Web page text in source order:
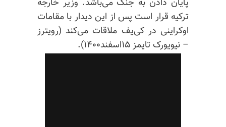
پایان دادن به جنگ می‌باشد. وزیر خارجه
ترکیه قرار است پس از این دیدار با مقامات
اوکراینی در کی‌یف ملاقات می‌کند (رویترز
– نیویورک تایمز ۱۵اسفند۱۴۰۰).